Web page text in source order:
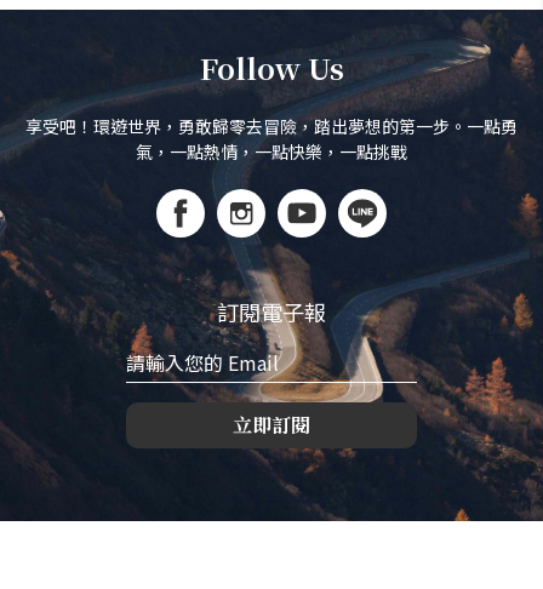
Follow Us
享受吧！環遊世界，勇敢歸零去冒險，踏出夢想的第一步。一點勇
氣，一點熱情，一點快樂，一點挑戰
訂閱電子報
立即訂閱